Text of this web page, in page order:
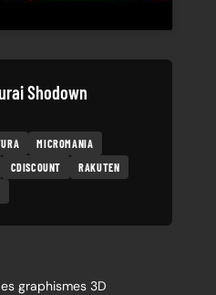
Shodown
MICROMANIA
CDISCOUNT
RAKUTEN
graphismes 3D